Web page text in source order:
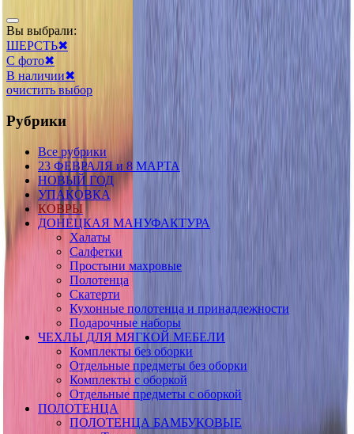
Вы выбрали:
ШЕРСТЬ✖
С фото✖
В наличии✖
очистить выбор
Рубрики
Все рубрики
23 ФЕВРАЛЯ и 8 МАРТА
НОВЫЙ ГОД
УПАКОВКА
КОВРЫ
ДОНЕЦКАЯ МАНУФАКТУРА
Халаты
Салфетки
Простыни махровые
Полотенца
Скатерти
Кухонные полотенца и принадлежности
Подарочные наборы
ЧЕХЛЫ ДЛЯ МЯГКОЙ МЕБЕЛИ
Комплекты без оборки
Отдельные предметы без оборки
Комплекты с оборкой
Отдельные предметы с оборкой
ПОЛОТЕНЦА
ПОЛОТЕНЦА БАМБУКОВЫЕ